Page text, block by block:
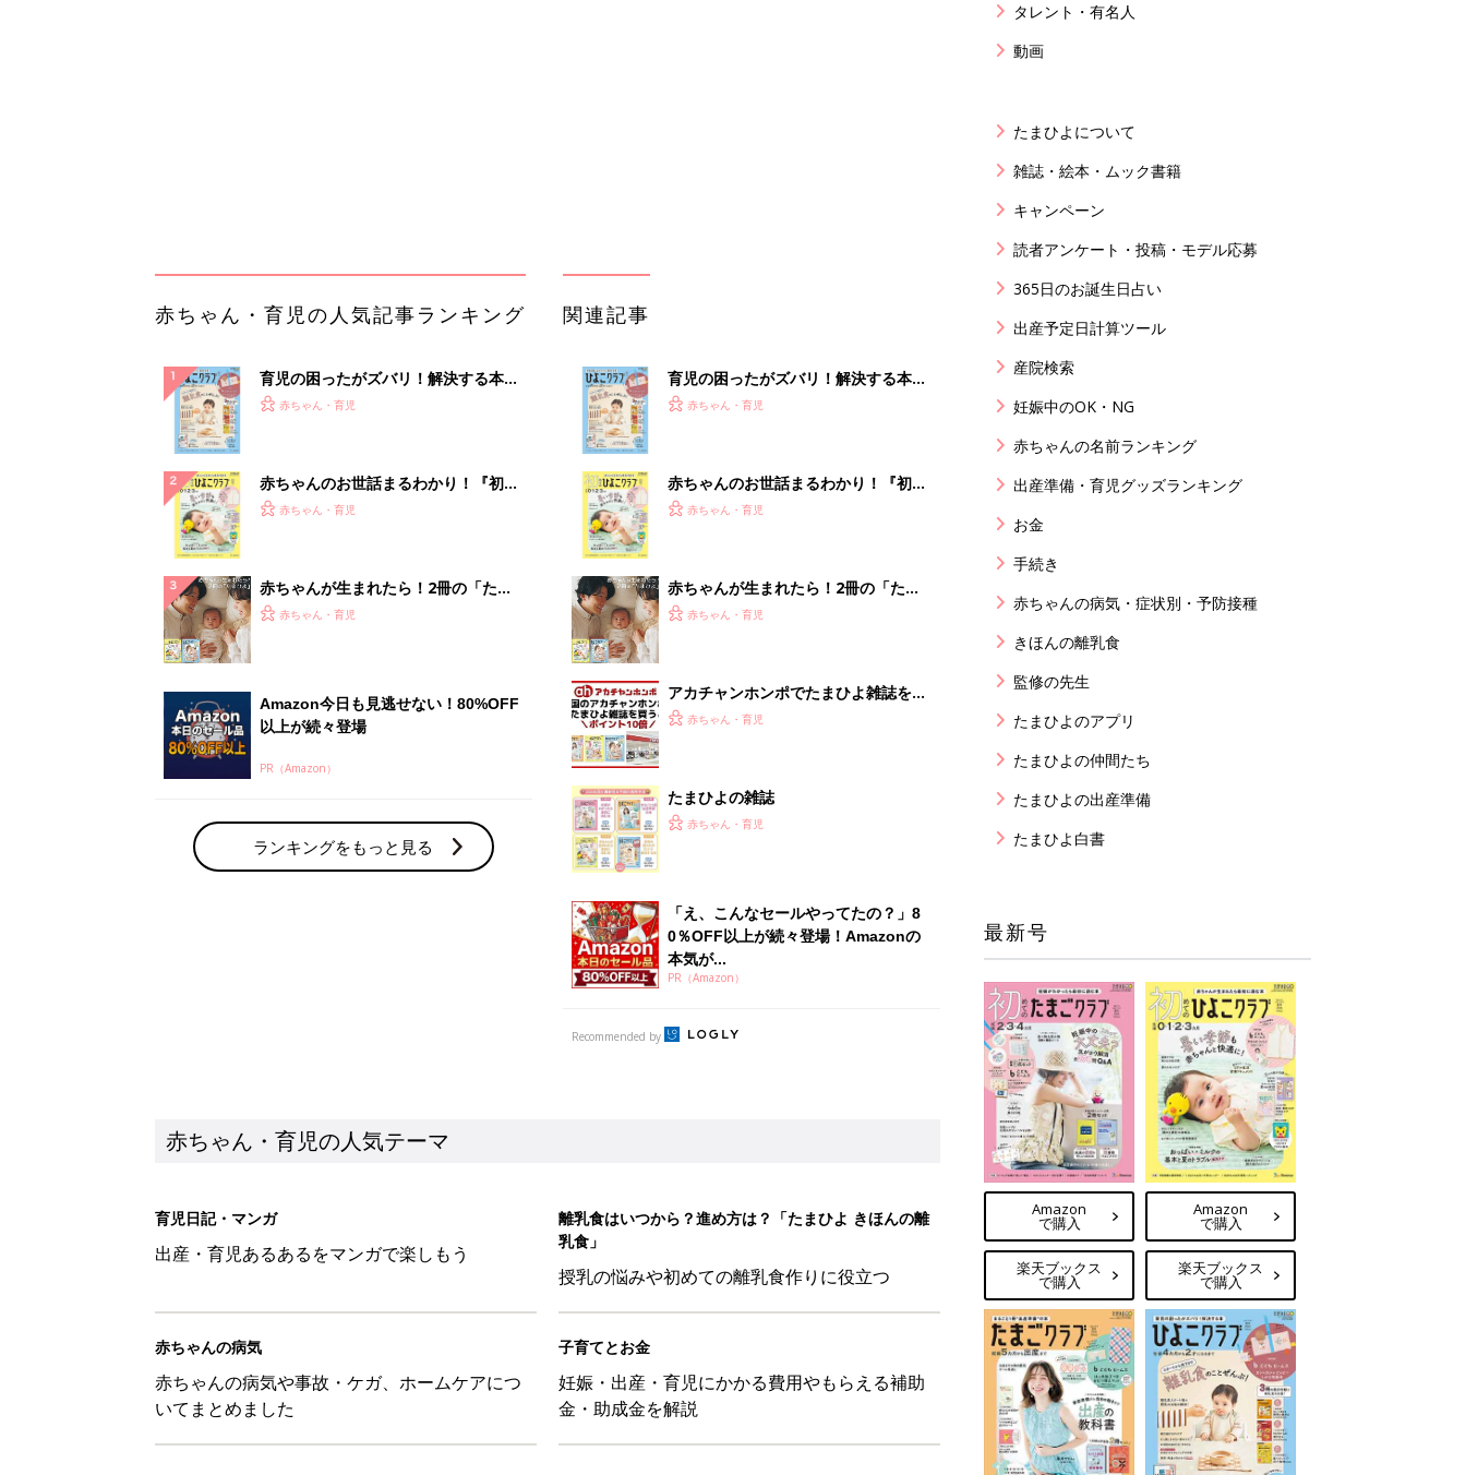
以上が続々登場
PR（Amazon）
ランキングをもっと見る
0％OFF以上が続々登場！Amazonの
本気が...
PR（Amazon）
赤ちゃん・育児の人気テーマ
育児日記・マンガ
離乳食はいつから？進め方は？「たまひよ きほんの離
授乳の悩みや初めての離乳食作りに役立つ
子育てとお金
妊娠・出産・育児にかかる費用やもらえる補助
金・助成金を解説
見守る目線を写真に！ママのための撮影レシピ vol.28
赤ちゃん・育児
『今、戦車待ち』に爆笑！ママたちのおもしろすぎる勘違い＆変換ミス集
赤ちゃん・育児
8月8日生まれはこんな人 365日のお誕生日占い【鏡リュウジ監修】
タレント・有名人
動画
たまひよについて
雑誌・絵本・ムック書籍
キャンペーン
読者アンケート・投稿・モデル応募
365日のお誕生日占い
出産予定日計算ツール
産院検索
妊娠中のOK・NG
赤ちゃんの名前ランキング
出産準備・育児グッズランキング
お金
手続き
赤ちゃんの病気・症状別・予防接種
きほんの離乳食
監修の先生
たまひよのアプリ
たまひよの仲間たち
たまひよの出産準備
たまひよ白書
最新号
Amazon
で購入
楽天ブックス
で購入
Amazon
で購入
楽天ブックス
で購入